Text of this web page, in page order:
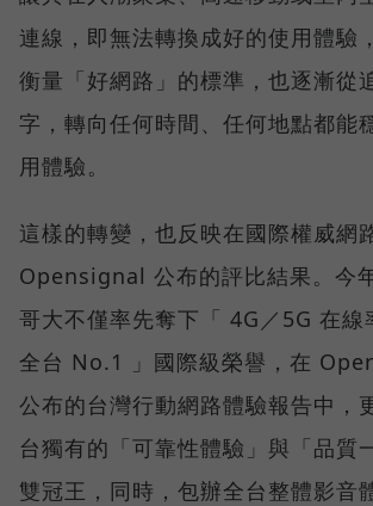
連線，即無法轉換成好的使用體驗
衡量「好網路」的標準，也逐漸從
字，轉向任何時間、任何地點都能
用體驗。
這樣的轉變，也反映在國際權威網
Opensignal 公布的評比結果。今
哥大不僅率先奪下「 4G／5G 在線
全台 No.1 」國際級榮譽，在
公布的台灣行動網路體驗報告中，
台獨有的「可靠性體驗」與「品質
雙冠王，同時，包辦全台整體影音